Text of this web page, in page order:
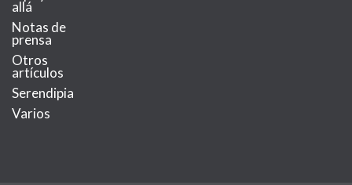
allá
Notas de
prensa
Otros
artículos
Serendipia
Varios